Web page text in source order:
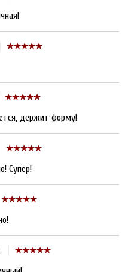
держит форму!
Супер!